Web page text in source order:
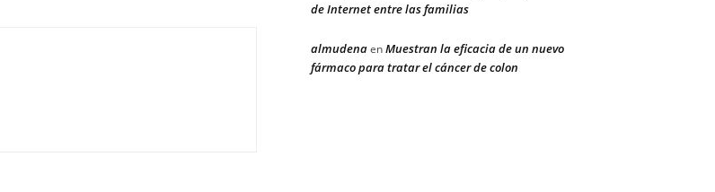
de Internet entre las familias
almudenaenMuestran la eficacia de un nuevo
fármaco para tratar el cáncer de colon